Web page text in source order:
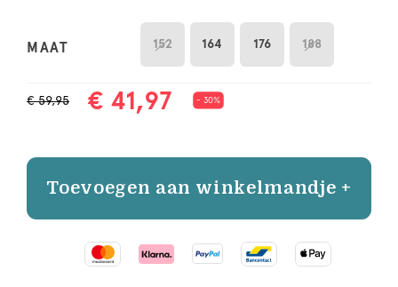
MAAT 152 164 176 188
€ 59,95 € 41,97 - 30%
Toevoegen aan winkelmandje +